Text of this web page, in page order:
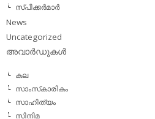
സ്പീക്കര്‍മാര്‍
News
Uncategorized
അവാര്‍ഡുകള്‍
കല
സാംസ്‌കാരികം
സാഹിത്യം
സിനിമ